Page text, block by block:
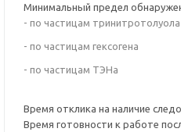
Минимальный предел
- по частицам тринитротолуола
- по частицам гексогена
- по частицам ТЭНа
Время отклика на наличие
Время готовности к работе